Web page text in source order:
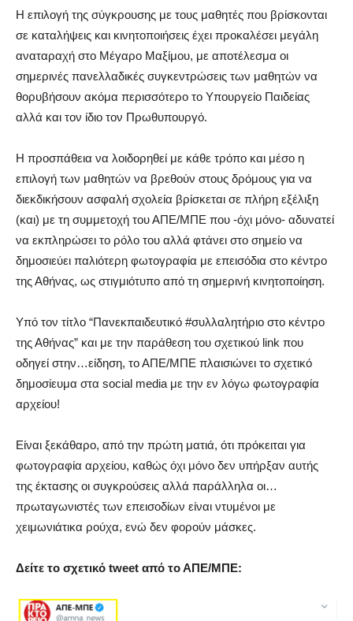
Η επιλογή της σύγκρουσης με τους μαθητές που βρίσκονται
σε καταλήψεις και κινητοποιήσεις έχει προκαλέσει μεγάλη
αναταραχή στο Μέγαρο Μαξίμου, με αποτέλεσμα οι
σημερινές πανελλαδικές συγκεντρώσεις των μαθητών να
θορυβήσουν ακόμα περισσότερο το Υπουργείο Παιδείας
αλλά και τον ίδιο τον Πρωθυπουργό.
Η προσπάθεια να λοιδορηθεί με κάθε τρόπο και μέσο η
επιλογή των μαθητών να βρεθούν στους δρόμους για να
διεκδικήσουν ασφαλή σχολεία βρίσκεται σε πλήρη εξέλιξη
(και) με τη συμμετοχή του ΑΠΕ/ΜΠΕ που -όχι μόνο- αδυνατεί
να εκπληρώσει το ρόλο του αλλά φτάνει στο σημείο να
δημοσιεύει παλιότερη φωτογραφία με επεισόδια στο κέντρο
της Αθήνας, ως στιγμιότυπο από τη σημερινή κινητοποίηση.
Υπό τον τίτλο “Πανεκπαιδευτικό #συλλαλητήριο στο κέντρο
της Αθήνας” και με την παράθεση του σχετικού link που
οδηγεί στην…είδηση, το ΑΠΕ/ΜΠΕ πλαισιώνει το σχετικό
δημοσίευμα στα social media με την εν λόγω φωτογραφία
αρχείου!
Είναι ξεκάθαρο, από την πρώτη ματιά, ότι πρόκειται για
φωτογραφία αρχείου, καθώς όχι μόνο δεν υπήρξαν αυτής
της έκτασης οι συγκρούσεις αλλά παράλληλα οι…
πρωταγωνιστές των επεισοδίων είναι ντυμένοι με
χειμωνιάτικα ρούχα, ενώ δεν φορούν μάσκες.
Δείτε το σχετικό tweet από το ΑΠΕ/ΜΠΕ: